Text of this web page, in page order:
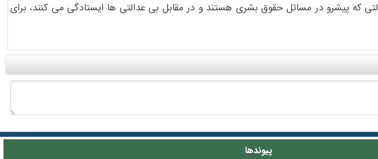
که پیشرو در مسائل حقوق بشری هستند و در مقابل بی عدالتی ها ایستادگی می کنند، برای
پیوندها